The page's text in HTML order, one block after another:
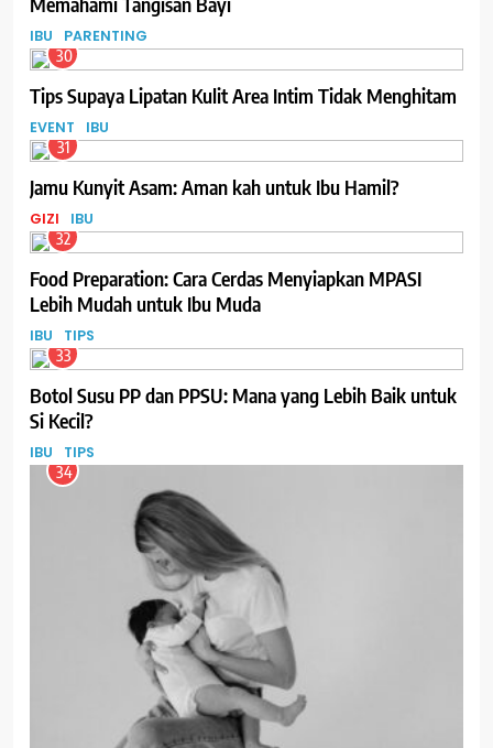
IBU PARENTING
30
Tips Supaya Lipatan Kulit Area Intim Tidak Menghitam
EVENT IBU
31
Jamu Kunyit Asam: Aman kah untuk Ibu Hamil?
GIZI IBU
32
Food Preparation: Cara Cerdas Menyiapkan MPASI
Lebih Mudah untuk Ibu Muda
IBU TIPS
33
Botol Susu PP dan PPSU: Mana yang Lebih Baik untuk
Si Kecil?
IBU TIPS
34